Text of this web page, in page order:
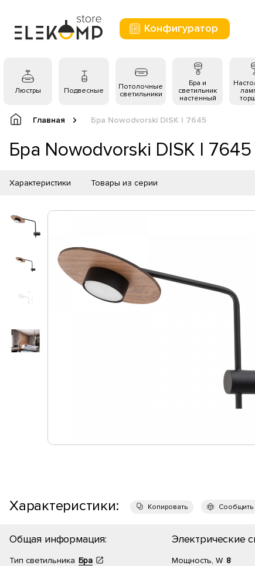
Конфигуратор
Люстры Подвесные
Потолочные
светильники
Бра и
светильник
настенный
Главная Бра Nowodvorski DISK I 7645
Бра Nowodvorski DISK I 7645
Характеристики Товары из серии
Характеристики: Копировать
Общая информация:
Тип светильника Бра
Электрические
Мощность, W 8